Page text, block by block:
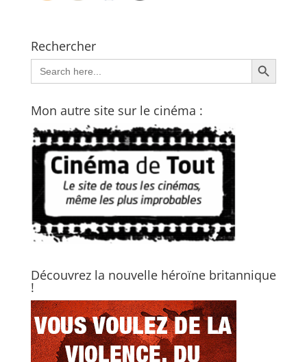
Rechercher
Search
for:
Search Button
Mon autre site sur le cinéma :
Découvrez la nouvelle héroïne britannique
!